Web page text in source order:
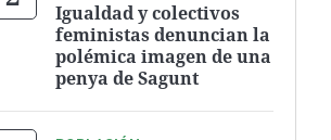
Igualdad y colectivos
feministas denuncian la
polémica imagen de una
penya de Sagunt